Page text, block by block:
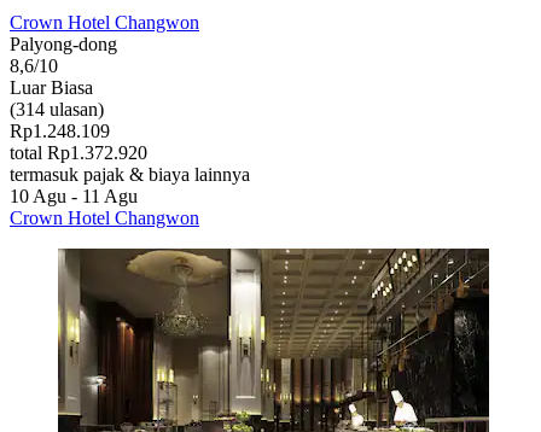
Crown Hotel Changwon
Palyong-dong
8,6/10
Luar Biasa
(314 ulasan)
Rp1.248.109
total Rp1.372.920
termasuk pajak & biaya lainnya
10 Agu - 11 Agu
Crown Hotel Changwon